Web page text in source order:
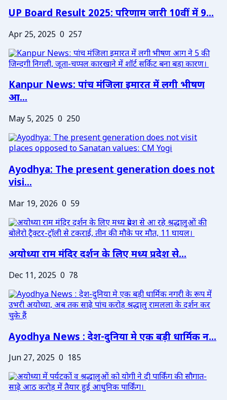
UP Board Result 2025: परिणाम जारी 10वीं में 9...
Apr 25, 2025 0 257
Kanpur News: पांच मंजिला इमारत में लगी भीषण
आ...
May 5, 2025 0 250
Ayodhya: The present generation does not
visi...
Mar 19, 2026 0 59
अयोध्या राम मंदिर दर्शन के लिए मध्य प्रदेश से...
Dec 11, 2025 0 78
Ayodhya News : देश-दुनिया मे एक बड़ी धार्मिक न...
Jun 27, 2025 0 185